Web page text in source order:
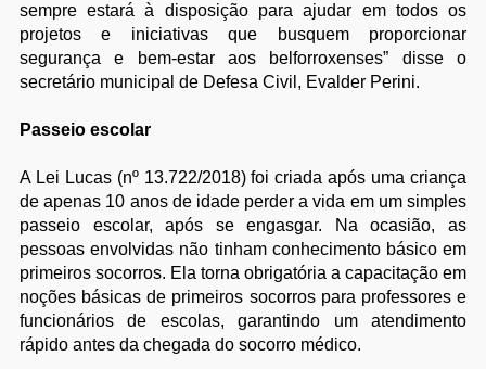
sempre estará à disposição para ajudar em todos os
projetos e iniciativas que busquem proporcionar
segurança e bem-estar aos belforroxenses” disse o
secretário municipal de Defesa Civil, Evalder Perini.
Passeio escolar
A Lei Lucas (nº 13.722/2018) foi criada após uma criança
de apenas 10 anos de idade perder a vida em um simples
passeio escolar, após se engasgar. Na ocasião, as
pessoas envolvidas não tinham conhecimento básico em
primeiros socorros. Ela torna obrigatória a capacitação em
noções básicas de primeiros socorros para professores e
funcionários de escolas, garantindo um atendimento
rápido antes da chegada do socorro médico.